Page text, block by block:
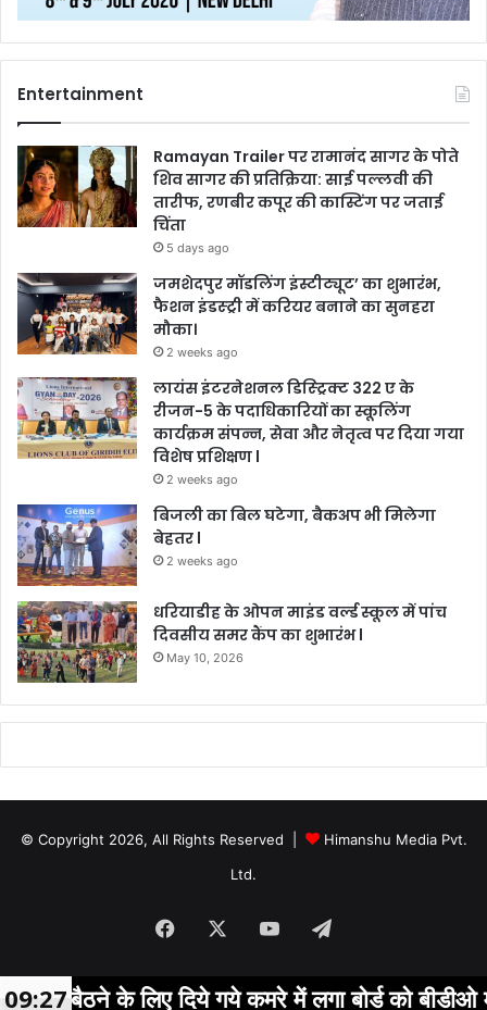
Entertainment
Ramayan Trailer पर रामानंद सागर के पोते
शिव सागर की प्रतिक्रिया: साई पल्लवी की
तारीफ, रणबीर कपूर की कास्टिंग पर जताई
चिंता
5 days ago
जमशेदपुर मॉडलिंग इंस्टीट्यूट’ का शुभारंभ,
फैशन इंडस्ट्री में करियर बनाने का सुनहरा
मौका।
2 weeks ago
लायंस इंटरनेशनल डिस्ट्रिक्ट 322 ए के
रीजन-5 के पदाधिकारियों का स्कूलिंग
कार्यक्रम संपन्न, सेवा और नेतृत्व पर दिया गया
विशेष प्रशिक्षण l
2 weeks ago
बिजली का बिल घटेगा, बैकअप भी मिलेगा
बेहतर l
2 weeks ago
धरियाडीह के ओपन माइंड वर्ल्ड स्कूल में पांच
दिवसीय समर कैंप का शुभारंभ l
May 10, 2026
© Copyright 2026, All Rights Reserved |
Himanshu Media Pvt.
Ltd.
Facebook YouTubeTelegram
बैठने के लिए दिये गये कमरे में लगा बोर्ड को बीडीओ मधु
09:27